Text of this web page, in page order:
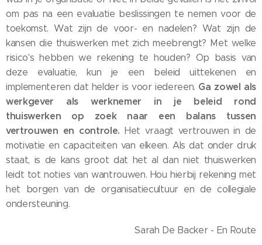
om pas na een evaluatie beslissingen te nemen voor de
toekomst. Wat zijn de voor- en nadelen? Wat zijn de
kansen die thuiswerken met zich meebrengt? Met welke
risico's hebben we rekening te houden? Op basis van
deze evaluatie, kun je een beleid uittekenen en
implementeren dat helder is voor iedereen. Ga zowel als
werkgever als werknemer in je beleid rond
thuiswerken op zoek naar een balans tussen
vertrouwen en controle. Het vraagt vertrouwen in de
motivatie en capaciteiten van elkeen. Als dat onder druk
staat, is de kans groot dat het al dan niet thuiswerken
leidt tot noties van wantrouwen. Hou hierbij rekening met
het borgen van de organisatiecultuur en de collegiale
ondersteuning.
Sarah De Backer - En Route